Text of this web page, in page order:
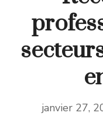
janvier 27,